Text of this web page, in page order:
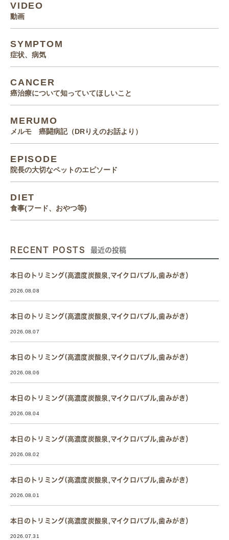
VIDEO
動画
SYMPTOM
症状、病気
CANCER
癌治療について知っていてほしいこと
MERUMO
メルモ 癌闘病記（DRりえのお話より）
EPISODE
院長の大切なペットのエピソード
DIET
食事(フード、おやつ等)
RECENT POSTS 最近の投稿
本日のトリミング(高濃度炭酸泉,マイクロバブル,歯みがき）
2026.08.08
本日のトリミング(高濃度炭酸泉,マイクロバブル,歯みがき）
2026.08.07
本日のトリミング(高濃度炭酸泉,マイクロバブル,歯みがき）
2026.08.06
本日のトリミング(高濃度炭酸泉,マイクロバブル,歯みがき）
2026.08.04
本日のトリミング(高濃度炭酸泉,マイクロバブル,歯みがき）
2026.08.02
本日のトリミング(高濃度炭酸泉,マイクロバブル,歯みがき）
2026.08.01
本日のトリミング(高濃度炭酸泉,マイクロバブル,歯みがき）
2026.07.31